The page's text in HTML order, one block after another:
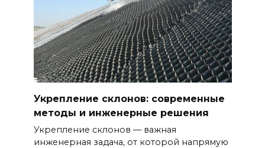
Укрепление склонов: современные
методы и инженерные решения
Укрепление склонов — важная
инженерная задача, от которой напрямую